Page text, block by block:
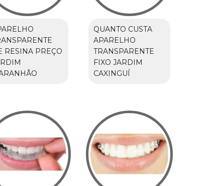
RESINA PREÇO
QUANTO CUSTA
APARELHO
TRANSPARENTE
FIXO JARDIM
CAXINGUÍ